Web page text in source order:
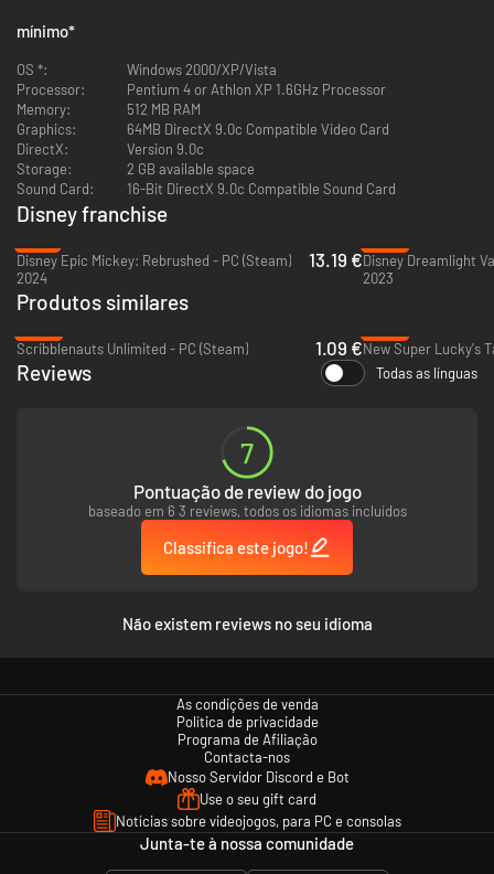
mínimo*
OS *:
Windows 2000/XP/Vista
Processor:
Pentium 4 or Athlon XP 1.6GHz Processor
Memory:
512 MB RAM
Graphics:
64MB DirectX 9.0c Compatible Video Card
DirectX:
Version 9.0c
Storage:
2 GB available space
Sound Card:
16-Bit DirectX 9.0c Compatible Sound Card
Disney franchise
Disney Epic Mickey: Rebrushed - PC (Steam)
2024
13.19 €Disney Dreamlight
2023
Produtos similares
Scribblenauts Unlimited - PC (Steam)
1.09 €New Super Lucky's
Reviews Todas as línguas
7
Pontuação de review do jogo
baseado em 6 3 reviews, todos os idiomas incluídos
Classifica este jogo!
Não existem reviews no seu idioma
As condições de venda
Política de privacidade
Programa de Afiliação
Contacta-nos
Nosso Servidor Discord e Bot
Use o seu gift card
Notícias sobre videojogos, para PC e consolas
Junta-te à nossa comunidade